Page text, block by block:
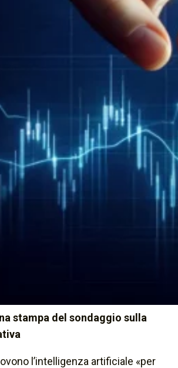
stampa del sondaggio sulla
l’intelligenza artificiale «per